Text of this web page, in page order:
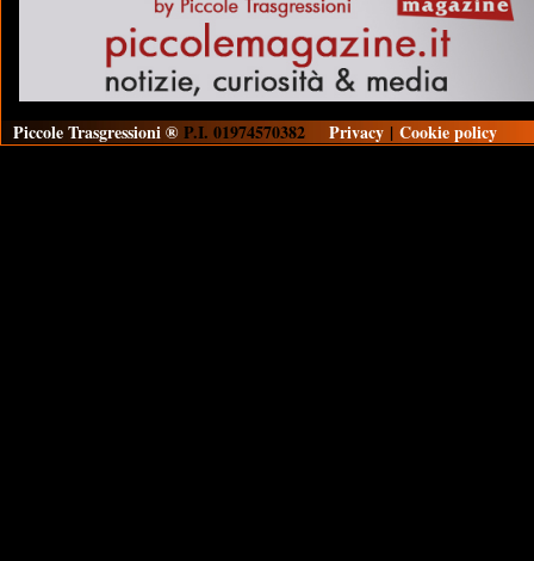
Piccole Trasgressioni ® P.I. 01974570382 Privacy | Cookie policy